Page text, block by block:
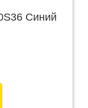
Синий